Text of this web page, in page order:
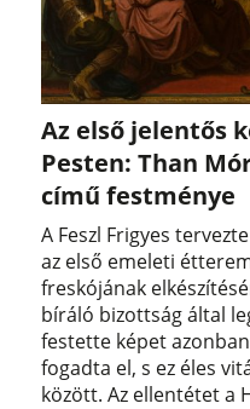
Az első jelentős
Pesten: Than
című festménye
A Feszl Frigyes
az első emeleti
freskójának
bíráló bizottság által
festette képet
fogadta el, s ez éles
között. Az ellentétet a